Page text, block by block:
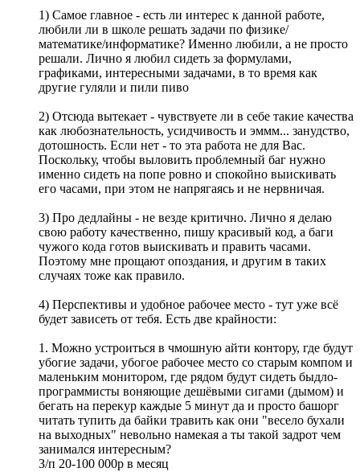
1) Самое главное - есть ли интерес к данной работе,
любили ли в школе решать задачи по физике/
математике/информатике? Именно любили, а не просто
решали. Лично я любил сидеть за формулами,
графиками, интересными задачами, в то время как
другие гуляли и пили пиво
2) Отсюда вытекает - чувствуете ли в себе такие качества
как любознательность, усидчивость и эммм... занудство,
дотошность. Если нет - то эта работа не для Вас.
Поскольку, чтобы выловить проблемный баг нужно
именно сидеть на попе ровно и спокойно выискивать
его часами, при этом не напрягаясь и не нервничая.
3) Про дедлайны - не везде критично. Лично я делаю
свою работу качественно, пишу красивый код, а баги
чужого кода готов выискивать и править часами.
Поэтому мне прощают опоздания, и другим в таких
случаях тоже как правило.
4) Перспективы и удобное рабочее место - тут уже всё
будет зависеть от тебя. Есть две крайности:
1. Можно устроиться в чмошную айти контору, где будут
убогие задачи, убогое рабочее место со старым компом и
маленьким монитором, где рядом будут сидеть быдло-
программисты воняющие дешёвыми сигами (дымом) и
бегать на перекур каждые 5 минут да и просто башорг
читать тупить да байки травить как они "весело бухали
на выходных" невольно намекая а ты такой задрот чем
занимался интересным?
З/п 20-100 000р в месяц